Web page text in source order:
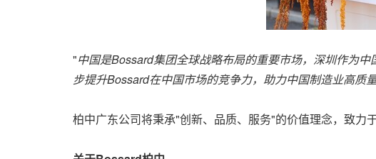
"中国是Bossard集团全球战略布局的重要市场，深圳作为
步提升Bossard在中国市场的竞争力，助力中国制造业高质量
柏中广东公司将秉承"创新、品质、服务"的价值理念，致力